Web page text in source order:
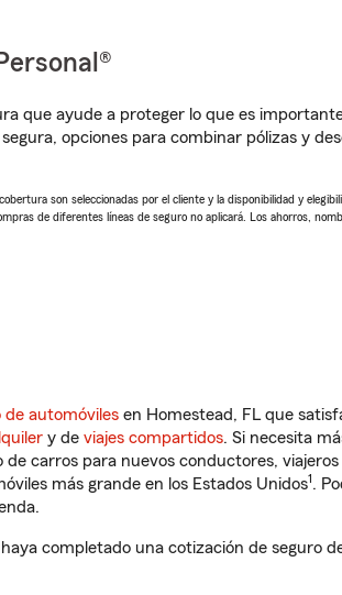
que ayude a proteger lo que es
opciones para combinar pólizas y
son seleccionadas por el cliente y la disponibilidad y
de diferentes líneas de seguro no aplicará. Los ahorros,
de automóviles en Homestead, FL que
y de viajes compartidos. Si necesita
carros para nuevos conductores,
más grande en los Estados Unidos1.
completado una cotización de seguro